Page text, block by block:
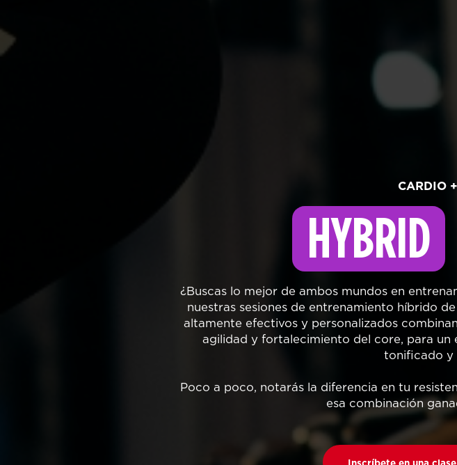
CARDIO
HYBRID
¿Buscas lo mejor de ambos mundos en
nuestras sesiones de entrenamiento híbrido
altamente efectivos y personalizados
agilidad y fortalecimiento del core, para
tonificado y
Poco a poco, notarás la diferencia en tu
esa combinación